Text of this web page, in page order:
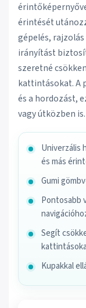
érintését
gépelés,
irányítást
szeretné
kattintásokat. A
és a hordozást,
vagy útközben is.
Univerzális
és más
Gumi
Pontosabb
Segít
Kupakkal